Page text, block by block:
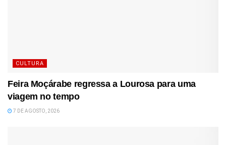
CULTURA
Feira Moçárabe regressa a Lourosa para uma
viagem no tempo
7 DE AGOSTO, 2026